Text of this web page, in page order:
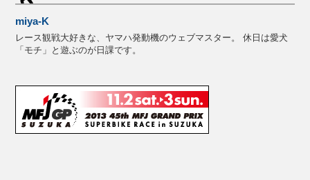
miya-K
レース観戦大好きな、ヤマハ発動機のウェブマスター。 休日は愛犬
「モチ」と遊ぶのが日課です。